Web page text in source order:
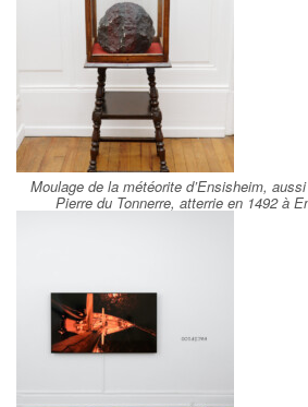
Moulage de la météorite d’Ensisheim,
Pierre du Tonnerre, atterrie en 1492 à